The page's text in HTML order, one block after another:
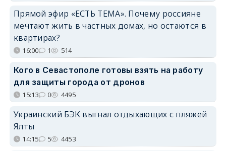
Прямой эфир «ЕСТЬ ТЕМА». Почему россияне
мечтают жить в частных домах, но остаются в
квартирах?
16:00 1 514
Кого в Севастополе готовы взять на работу
для защиты города от дронов
15:13 0 4495
Украинский БЭК выгнал отдыхающих с пляжей
Ялты
14:15 5 4453